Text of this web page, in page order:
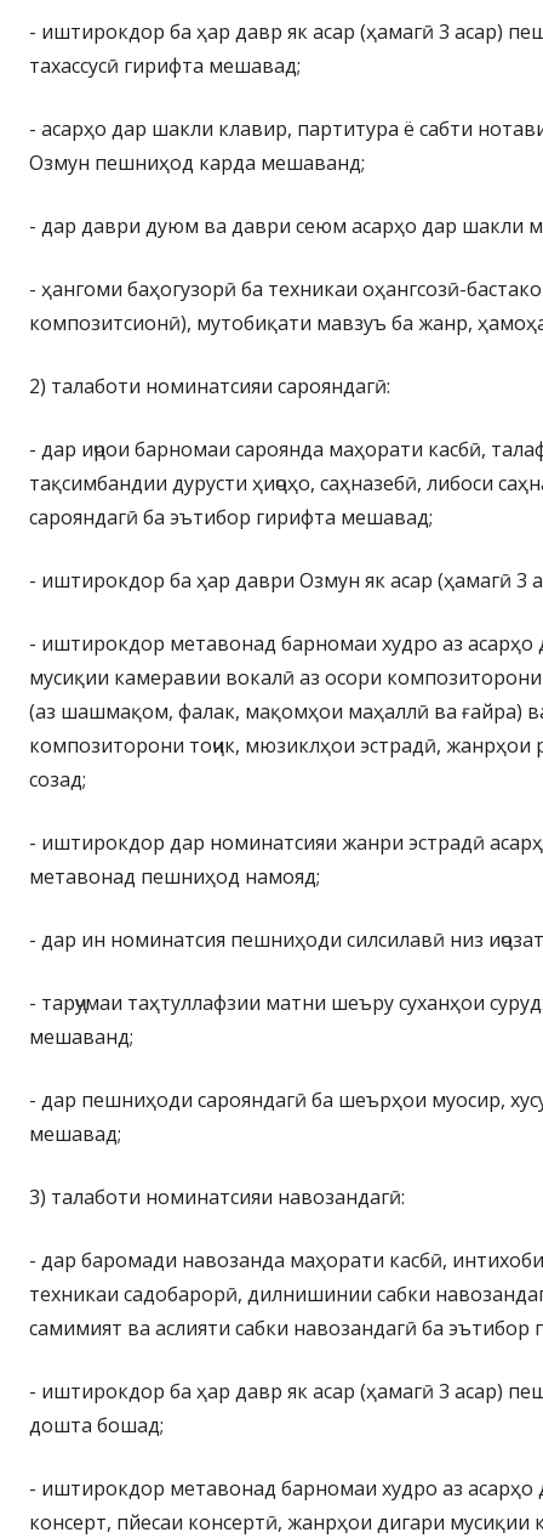
- иштирокдор ба ҳар давр як асар (ҳамагӣ 3 асар)
тахассусӣ гирифта мешавад;
- асарҳо дар шакли клавир, партитура ё сабти
Озмун пешниҳод карда мешаванд;
- дар даври дуюм ва даври сеюм асарҳо дар шакли
- ҳангоми баҳогузорӣ ба техникаи оҳангсозӣ-
композитсионӣ), мутобиқати мавзуъ ба жанр,
2) талаботи номинатсияи сарояндагӣ:
- дар иҷрои барномаи сароянда маҳорати касбӣ,
тақсимбандии дурусти ҳиҷоҳо, саҳназебӣ, либоси
сарояндагӣ ба эътибор гирифта мешавад;
- иштирокдор ба ҳар даври Озмун як асар (ҳамагӣ
- иштирокдор метавонад барномаи худро аз
мусиқии камеравии вокалӣ аз осори
(аз шашмақом, фалак, мақомҳои маҳаллӣ ва ғайра)
композиторони тоҷик, мюзиклҳои эстрадӣ, жанрҳои
созад;
- иштирокдор дар номинатсияи жанри эстрадӣ
метавонад пешниҳод намояд;
- дар ин номинатсия пешниҳоди силсилавӣ низ
- тарҷумаи таҳтуллафзии матни шеъру суханҳои
мешаванд;
- дар пешниҳоди сарояндагӣ ба шеърҳои муосир,
мешавад;
3) талаботи номинатсияи навозандагӣ:
- дар баромади навозанда маҳорати касбӣ,
техникаи садобарорӣ, дилнишинии сабки
самимият ва аслияти сабки навозандагӣ ба
- иштирокдор ба ҳар давр як асар (ҳамагӣ 3 асар)
дошта бошад;
- иштирокдор метавонад барномаи худро аз асарҳо
консерт, пйесаи консертӣ, жанрҳои дигари